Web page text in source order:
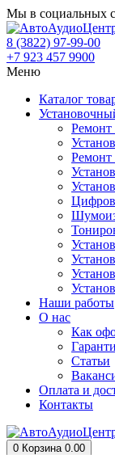
Мы в социальных
8 (3822) 97-99-00
+7 923 457 9900
Меню
Каталог
Ремонт
Ремонт
Наши работы
О нас
Как
Статьи
Оплата и
Контакты
0 Корзина 0.00